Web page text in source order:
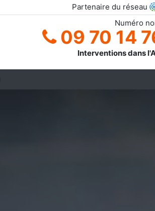
Partenaire du réseau
Numéro
09 70 14
Interventions dans